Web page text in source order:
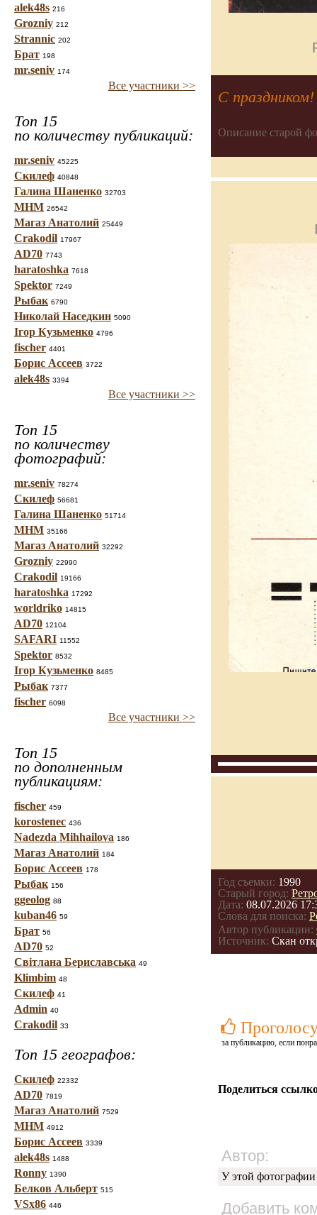
alek48s 216
Grozniy 212
Strannic 202
Брат 198
mr.seniv 174
Все участники >>
Топ 15
по количеству публикаций:
mr.seniv 45225
Скилеф 40848
Галина Шаненко 32703
МНМ 26542
Магаз Анатолий 25449
Crakodil 17967
AD70 7743
haratoshka 7618
Spektor 7249
Рыбак 6790
Николай Наседкин 5090
Ігор Кузьменко 4796
fischer 4401
Борис Ассеев 3722
alek48s 3394
Все участники >>
Топ 15
по количеству
фотографий:
mr.seniv 78274
Скилеф 56681
Галина Шаненко 51714
МНМ 35166
Магаз Анатолий 32292
Grozniy 22990
Crakodil 19166
haratoshka 17292
worldriko 14815
AD70 12104
SAFARI 11552
Spektor 8532
Ігор Кузьменко 8485
Рыбак 7377
fischer 6098
Все участники >>
Топ 15
по дополненным
публикациям:
fischer 459
korostenec 436
Nadezda Mihhailova 186
Магаз Анатолий 184
Борис Ассеев 178
Рыбак 156
ggeolog 88
kuban46 59
Брат 56
AD70 52
Світлана Бериславська 49
Klimbim 48
Скилеф 41
Admin 40
Crakodil 33
Топ 15 географов:
Скилеф 22332
AD70 7819
Магаз Анатолий 7529
МНМ 4912
Борис Ассеев 3339
alek48s 1488
Ronny 1390
Белков Альберт 515
VSx86 446
С праздником!
Описание старой
Год съемки: 1990
Старый город:
Дата: 08.07.2026
Слова для поиска:
Автор публикации:
Источник: Скан
за публикацию, если
Поделиться
Автор:
У этой
Добавить